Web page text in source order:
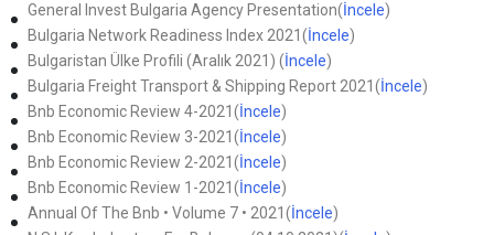
General Invest Bulgaria Agency Presentation(İncele)
Bulgaria Network Readiness Index 2021(İncele)
Bulgaristan Ülke Profili (Aralık 2021) (İncele)
Bulgaria Freight Transport & Shipping Report 2021(İncele)
Bnb Economic Review 4-2021(İncele)
Bnb Economic Review 3-2021(İncele)
Bnb Economic Review 2-2021(İncele)
Bnb Economic Review 1-2021(İncele)
Annual Of The Bnb • Volume 7 • 2021(İncele)